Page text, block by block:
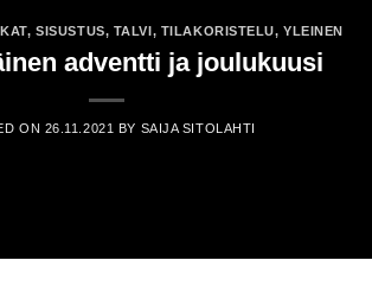
,SISUSTUS, TALVI , TILAKORISTELU,YLEINEN
adventti ja joulukuusi
ON 26.11.2021 BY SAIJA SITOLAHTI